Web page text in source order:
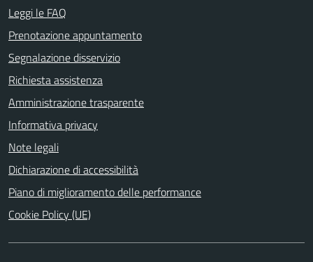
Leggi le FAQ
Prenotazione appuntamento
Segnalazione disservizio
Richiesta assistenza
Amministrazione trasparente
Informativa privacy
Note legali
Dichiarazione di accessibilità
Piano di miglioramento delle performance
Cookie Policy (UE)